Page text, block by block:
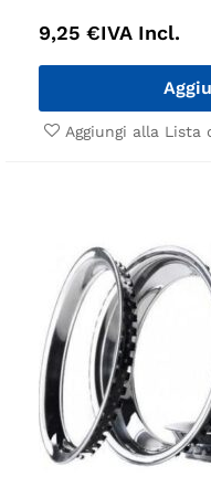
9,25 €IVA Incl.
Aggiungi alla Lista